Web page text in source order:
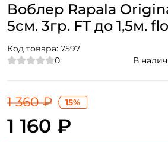
Воблер Rapala
5см. 3гр. FT до 1,5м.
Код товара: 7597
0
В
1 160 ₽
1 360 ₽ 15%